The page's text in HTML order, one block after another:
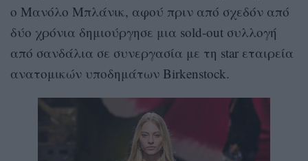
ο Μανόλο Μπλάνικ, αφού πριν από σχεδόν από
δύο χρόνια δημιούργησε μια sold-out συλλογή
από σανδάλια σε συνεργασία με τη star εταιρεία
ανατομικών υποδημάτων Birkenstock.